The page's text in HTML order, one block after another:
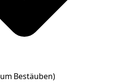
Bestäuben)